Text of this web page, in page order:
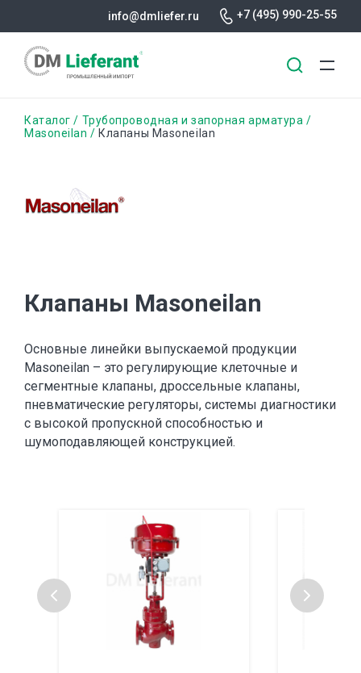
info@dmliefer.ru +7 (495) 990-25-55
Строка
Каталог
Трубопроводная и запорная арматура
Masoneilan
Клапаны Masoneilan
Клапаны Masoneilan
Основные линейки выпускаемой продукции
Masoneilan – это регулирующие клеточные и
сегментные клапаны, дроссельные клапаны,
пневматические регуляторы, системы диагностики
с высокой пропускной способностью и
шумоподавляющей конструкцией.